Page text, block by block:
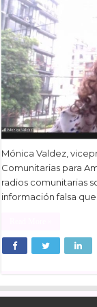
Mónica Valdez,
Comunitarias para
radios comunitarias
información falsa que